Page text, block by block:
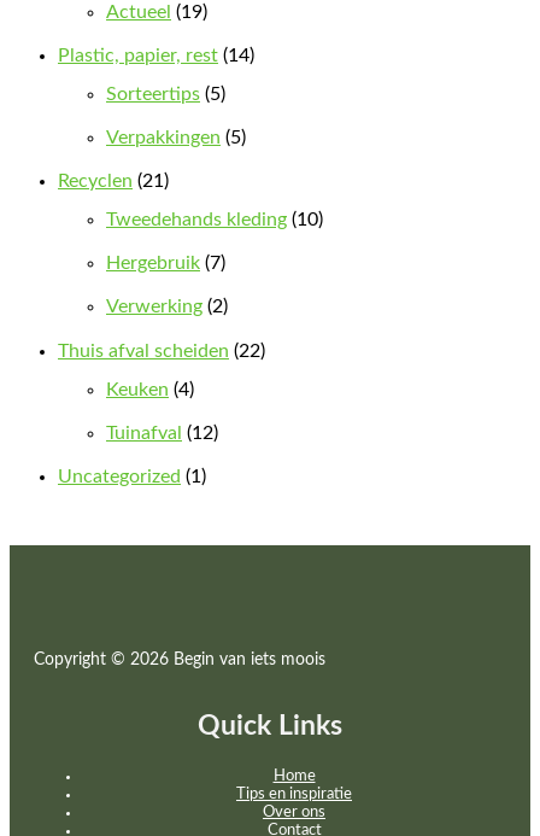
Actueel (19)
Plastic, papier, rest (14)
Sorteertips (5)
Verpakkingen (5)
Recyclen (21)
Tweedehands kleding (10)
Hergebruik (7)
Verwerking (2)
Thuis afval scheiden (22)
Keuken (4)
Tuinafval (12)
Uncategorized (1)
Copyright © 2026 Begin van iets moois
Quick Links
Home
Tips en inspiratie
Over ons
Contact